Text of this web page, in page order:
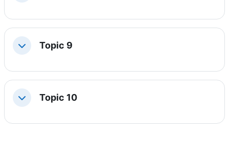
CollapseTopic 9
CollapseTopic 10